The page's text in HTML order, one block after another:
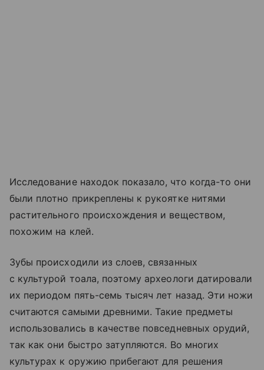
Исследование находок показало, что когда-то они
были плотно прикреплены к рукоятке нитями
растительного происхождения и веществом,
похожим на клей.
Зубы происходили из слоев, связанных
с культурой тоала, поэтому археологи датировали
их периодом пять-семь тысяч лет назад. Эти ножи
считаются самыми древними. Такие предметы
использовались в качестве повседневных орудий,
так как они быстро затупляются. Во многих
культурах к оружию прибегают для решения